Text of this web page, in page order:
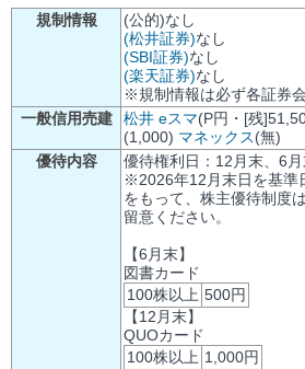
規制情報
(公的)なし
(松井証券)なし
(SBI証券)なし
(楽天証券)なし
※規制情報は必ず各証券
一般信用売建
松井 eスマ(P円・[残
(1,000) マネックス(無)
優待内容
優待権利日：12月末、6
※2026年12月末日を基準
をもって、株主優待制度
留意ください。
【6月末】
図書カード
100株以上 500円
【12月末】
QUOカード
100株以上 1,000円